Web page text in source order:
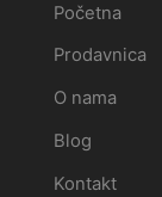
Početna
Prodavnica
O nama
Blog
Kontakt